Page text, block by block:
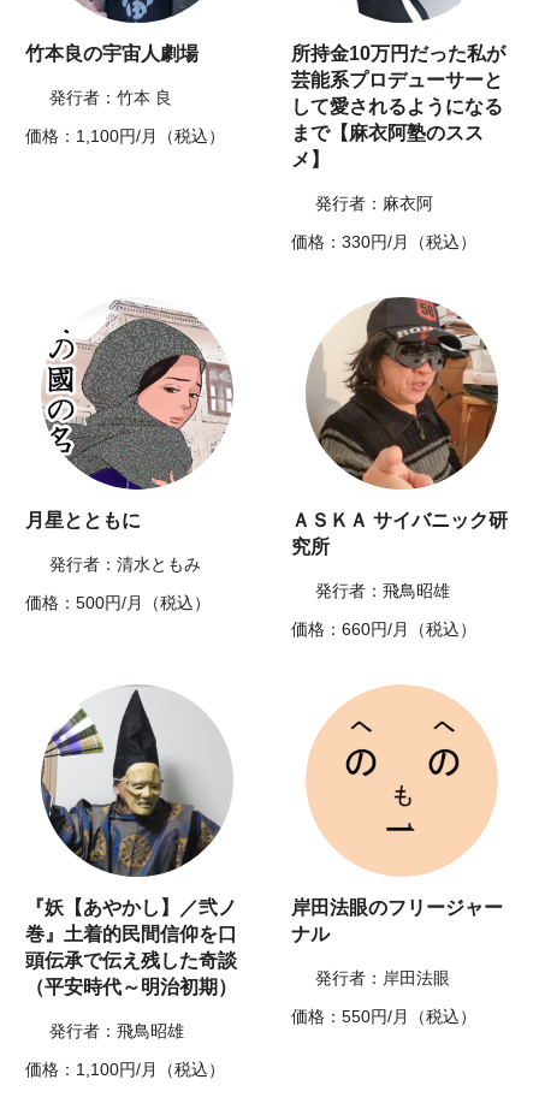
竹本良の宇宙人劇場
発行者：竹本 良
価格：1,100円/月（税込）
所持金10万円だった私が
芸能系プロデューサーと
して愛されるようになる
まで【麻衣阿塾のスス
メ】
発行者：麻衣阿
価格：330円/月（税込）
月星とともに
発行者：清水ともみ
価格：500円/月（税込）
ＡＳＫＡ サイバニック研
究所
発行者：飛鳥昭雄
価格：660円/月（税込）
『妖【あやかし】／弐ノ
巻』土着的民間信仰を口
頭伝承で伝え残した奇談
（平安時代～明治初期）
発行者：飛鳥昭雄
価格：1,100円/月（税込）
岸田法眼のフリージャー
ナル
発行者：岸田法眼
価格：550円/月（税込）